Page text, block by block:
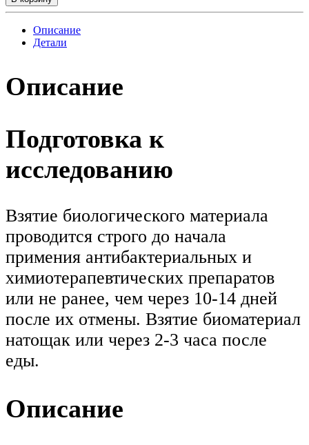
Описание
Детали
Описание
Подготовка к
исследованию
Взятие биологического материала
проводится строго до начала
примения антибактериальных и
химиотерапевтических препаратов
или не ранее, чем через 10-14 дней
после их отмены. Взятие биоматериал
натощак или через 2-3 часа после
еды.
Описание